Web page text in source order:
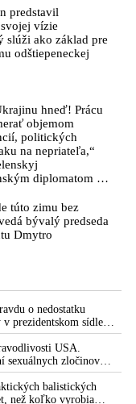
ľudskej
praktikami sám
unikl Covid-19,
Fauci věděl, že
virologického
ničenia,
niečo hrozné,“
vytvorenia
aby zverejnili
byly nalezeny
Covid
Fauciho, den
amerického
nemoci (NIAID) je
když
v čínských
predstavil
vízie
slúži ako základ pre
odštiepeneckej
hneď! Prácu
objemom
politických
na nepriateľa,“
diplomatom v
protiraketové
túto zimu bez
bývalý predseda
Dmytro
o nedostatku
prezidentskom sídle
plánované útoky na
šéfom Pentagónu, lebo
USA.
sexuálnych zločinov
Ten mal nariadiť, aby
drsného
v tomto americkom
balistických
než koľko vyrobia